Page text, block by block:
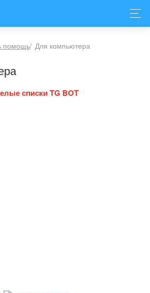
помощь/ Для компьютера
списки TG BOT